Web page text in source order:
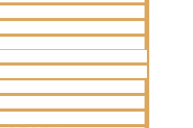
omikani ljudje,
le še nekaj brahmanov
redki brahmani (ti izvirajo
opravljajo
so jih raje zapustili